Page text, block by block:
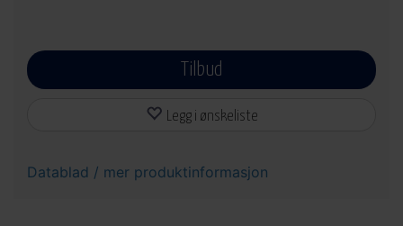
Tilbud
Legg i ønskeliste
Datablad / mer produktinformasjon